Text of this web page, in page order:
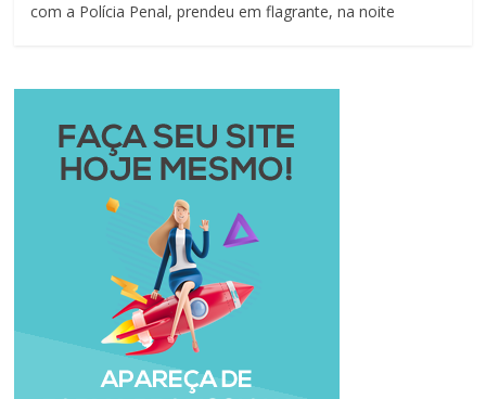
com a Polícia Penal, prendeu em flagrante, na noite